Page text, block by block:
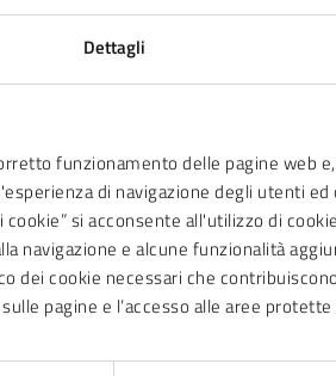
Dettagli
funzionamento delle pagine web
di navigazione degli utenti
si acconsente all'utilizzo di
navigazione e alcune funzionalità
dei cookie necessari che
pagine e l’accesso alle aree